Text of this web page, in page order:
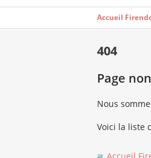
Accueil
404
Page
Nous
Voici la liste